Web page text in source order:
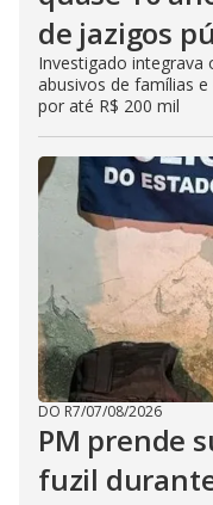
de jazigos
Investigado integrava
abusivos de famílias
por até R$ 200 mil
DO R7/07/08/2026
PM prende
fuzil